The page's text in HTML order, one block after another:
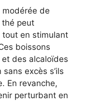
modérée de
thé peut
en stimulant
boissons
des alcaloïdes
excès s’ils
En revanche,
perturbant en